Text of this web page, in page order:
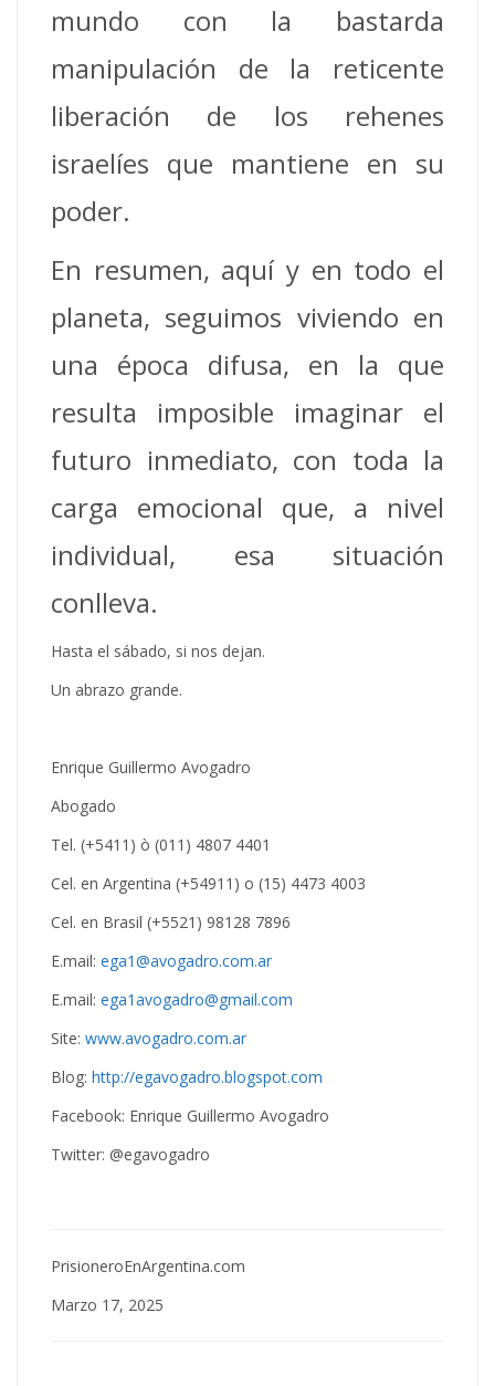
mundo con la bastarda
manipulación de la reticente
liberación de los rehenes
israelíes que mantiene en su
poder.
En resumen, aquí y en todo el
planeta, seguimos viviendo en
una época difusa, en la que
resulta imposible imaginar el
futuro inmediato, con toda la
carga emocional que, a nivel
individual, esa situación
conlleva.
Hasta el sábado, si nos dejan.
Un abrazo grande.
Enrique Guillermo Avogadro
Abogado
Tel. (+5411) ò (011) 4807 4401
Cel. en Argentina (+54911) o (15) 4473 4003
Cel. en Brasil (+5521) 98128 7896
E.mail: ega1@avogadro.com.ar
E.mail: ega1avogadro@gmail.com
Site: www.avogadro.com.ar
Blog: http://egavogadro.blogspot.com
Facebook: Enrique Guillermo Avogadro
Twitter: @egavogadro
PrisioneroEnArgentina.com
Marzo 17, 2025